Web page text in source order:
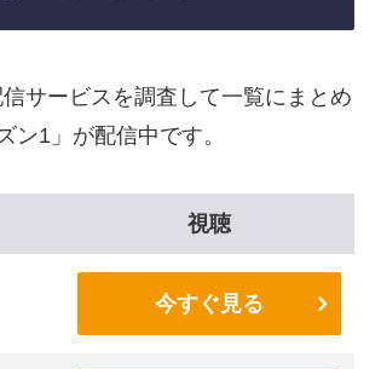
サービスを調査して一覧にまとめ
ン1」が配信中です。
視聴
今すぐ見る